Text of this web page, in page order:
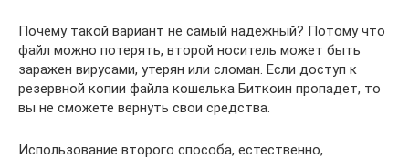
Почему такой вариант не самый надежный? Потому что
файл можно потерять, второй носитель может быть
заражен вирусами, утерян или сломан. Если доступ к
резервной копии файла кошелька Биткоин пропадет, то
вы не сможете вернуть свои средства.
Использование второго способа, естественно,